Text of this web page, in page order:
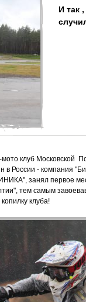
И так
клуб Московской
в России - компания
занял первое
тем самым
клуба!